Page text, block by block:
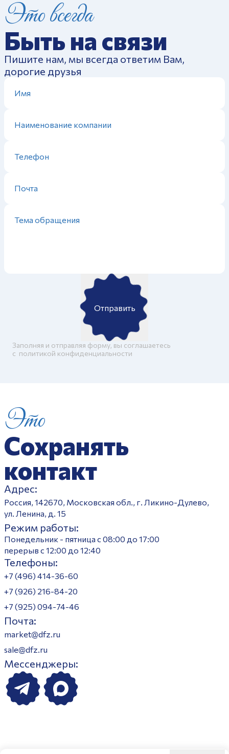
Это всегда
Быть на связи
Пишите нам, мы всегда ответим Вам,
дорогие друзья
Отправить
Заполняя и отправляя форму, вы соглашаетесь
c политикой конфиденциальности
Это
Сохранять
контакт
Адрес:
Россия, 142670, Московская обл., г. Ликино-Дулево,
ул. Ленина, д. 15
Режим работы:
Понедельник - пятница с 08:00 до 17:00
перерыв с 12:00 до 12:40
Телефоны:
+7 (496) 414-36-60
+7 (926) 216-84-20
+7 (925) 094-74-46
Почта:
market@dfz.ru
sale@dfz.ru
Мессенджеры: